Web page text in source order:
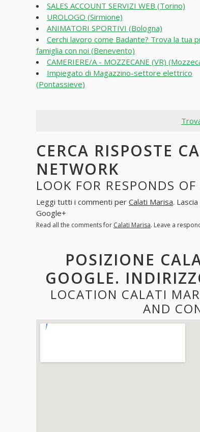
SALES ACCOUNT SERVIZI WEB (Torino)
UROLOGO (Sirmione)
ANIMATORI SPORTIVI (Bologna)
Cerchi lavoro come Badante? Trova la tua
famiglia con noi (Benevento)
CAMERIERE/A - MOZZECANE (VR)
Impiegato di Magazzino-settore elettrico
(Pontassieve)
CERCA RISPOSTE
NETWORK
LOOK FOR RESPONDS
Leggi tutti i commenti per Calati Marisa.
Google+
Read all the comments for Calati Marisa. Leave a
POSIZIONE
GOOGLE.
LOCATION CALATI
AND